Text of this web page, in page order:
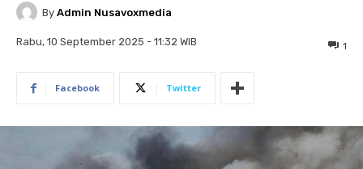
By Admin Nusavoxmedia
Rabu, 10 September 2025 - 11:32 WIB 1
Facebook Twitter